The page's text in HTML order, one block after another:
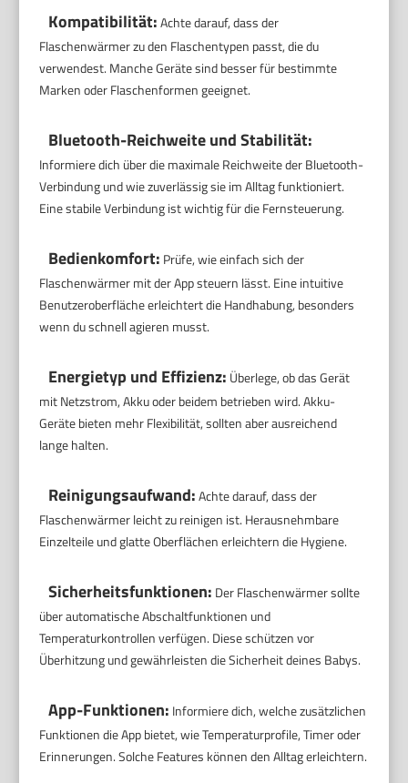
Kompatibilität:Achte darauf, dass der
Flaschenwärmer zu den Flaschentypen passt, die du
verwendest. Manche Geräte sind besser für bestimmte
Marken oder Flaschenformen geeignet.
Bluetooth-Reichweite und Stabilität:
Informiere dich über die maximale Reichweite der Bluetooth-
Verbindung und wie zuverlässig sie im Alltag funktioniert.
Eine stabile Verbindung ist wichtig für die Fernsteuerung.
Bedienkomfort: Prüfe, wie einfach sich der
Flaschenwärmer mit der App steuern lässt. Eine intuitive
Benutzeroberfläche erleichtert die Handhabung, besonders
wenn du schnell agieren musst.
Energietyp und Effizienz: Überlege, ob das Gerät
mit Netzstrom, Akku oder beidem betrieben wird. Akku-
Geräte bieten mehr Flexibilität, sollten aber ausreichend
lange halten.
Reinigungsaufwand:Achte darauf, dass der
Flaschenwärmer leicht zu reinigen ist. Herausnehmbare
Einzelteile und glatte Oberflächen erleichtern die Hygiene.
Sicherheitsfunktionen: Der Flaschenwärmer sollte
über automatische Abschaltfunktionen und
Temperaturkontrollen verfügen. Diese schützen vor
Überhitzung und gewährleisten die Sicherheit deines Babys.
App-Funktionen: Informiere dich, welche zusätzlichen
Funktionen die App bietet, wie Temperaturprofile, Timer oder
Erinnerungen. Solche Features können den Alltag erleichtern.